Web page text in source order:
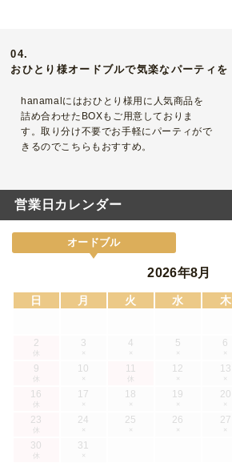
04.
おひとり様オードブルで気楽なパーティを
hanamalにはおひとり様用に人気商品を
詰め合わせたBOXもご用意しておりま
す。取り分け不要でお手軽にパーティがで
きるのでこちらもおすすめ。
営業日カレンダー
オードブル
2026年8月
日 月 火 水 木
2
休
3
×
4
×
5
×
6
×
9
休
10
×
11
休
12
×
13
×
16
休
17
×
18
×
19
×
20
×
23
休
24
×
25
×
26
×
27
×
30
休
31
×